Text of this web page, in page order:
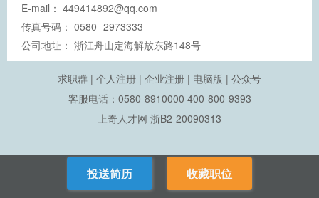
E-mail： 449414892@qq.com
传真号码： 0580- 2973333
公司地址： 浙江舟山定海解放东路148号
投送简历 收藏职位
求职群 | 个人注册 | 企业注册 | 电脑版 | 公众号
客服电话：0580-8910000 400-800-9393
上奇人才网 浙B2-20090313